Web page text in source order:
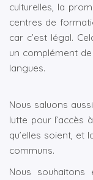
culturelles, la
centres de
car c’est légal.
un complément
langues.
Nous saluons
lutte pour l’accès
qu’elles soient, et
communs.
Nous